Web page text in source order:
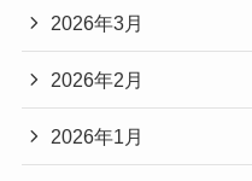
2026年3月
2026年2月
2026年1月